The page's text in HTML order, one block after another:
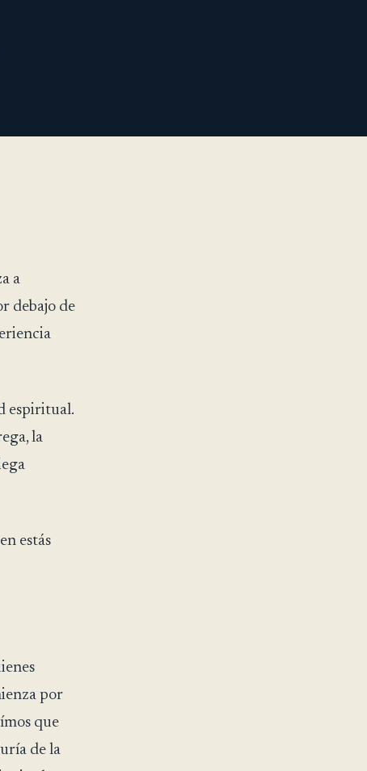
a
debajo de
espiritual.
la
estás
por
que
de la